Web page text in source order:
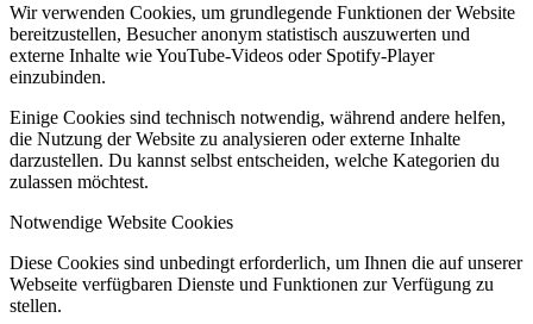
Wir verwenden Cookies, um grundlegende Funktionen der Website
bereitzustellen, Besucher anonym statistisch auszuwerten und
externe Inhalte wie YouTube-Videos oder Spotify-Player
einzubinden.
Einige Cookies sind technisch notwendig, während andere helfen,
die Nutzung der Website zu analysieren oder externe Inhalte
darzustellen. Du kannst selbst entscheiden, welche Kategorien du
zulassen möchtest.
Notwendige Website Cookies
Diese Cookies sind unbedingt erforderlich, um Ihnen die auf unserer
Webseite verfügbaren Dienste und Funktionen zur Verfügung zu
stellen.